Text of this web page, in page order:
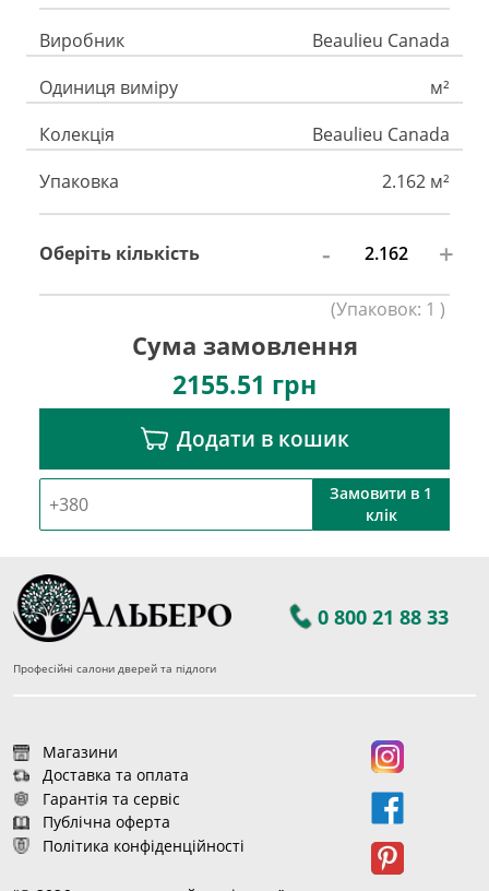
Виробник
Beaulieu Canada
Одиниця виміру
м²
Колекція
Beaulieu Canada
Упаковка
2.162 м²
Оберіть кількість - +
(Упаковок: 1 )
Сума замовлення
2155.51 грн
Додати в кошик
Замовити в 1
клік
0 800 21 88 33
Професійні салони дверей та підлоги
Магазини
Доставка та оплата
Гарантія та сервіс
Публічна оферта
Політика конфіденційності